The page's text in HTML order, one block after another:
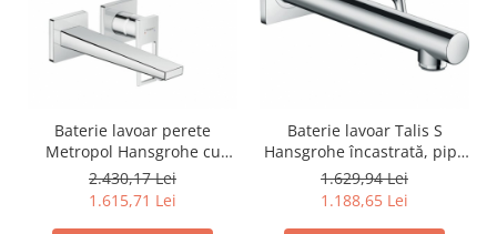
Baterie lavoar perete
Metropol Hansgrohe cu
pipă 22.5 cm
2.430,17 Lei
1.615,71 Lei
Baterie lavoar Talis S
Hansgrohe încastrată, pipă
22,5 cm
1.629,94 Lei
1.188,65 Lei